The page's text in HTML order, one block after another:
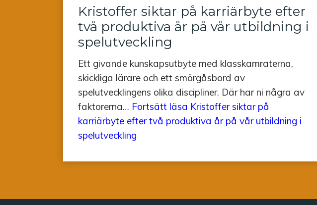
Kristoffer siktar på karriärbyte efter
två produktiva år på vår utbildning i
spelutveckling
Ett givande kunskapsutbyte med klasskamraterna,
skickliga lärare och ett smörgåsbord av
spelutvecklingens olika discipliner. Där har ni några av
faktorerna… Fortsätt läsa Kristoffer siktar på
karriärbyte efter två produktiva år på vår utbildning i
spelutveckling